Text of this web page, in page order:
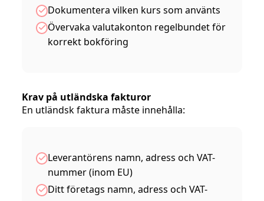
Dokumentera vilken kurs som använts
Övervaka valutakonton regelbundet för
korrekt bokföring
Krav på utländska fakturor
En utländsk faktura måste innehålla:
Leverantörens namn, adress och VAT-
nummer (inom EU)
Ditt företags namn, adress och VAT-